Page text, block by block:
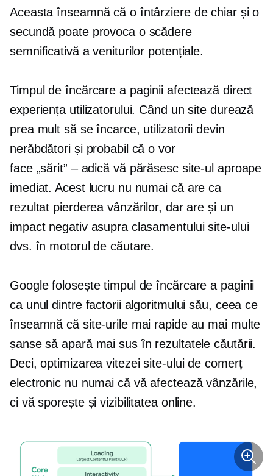
Aceasta înseamnă că o întârziere de chiar și o
secundă poate provoca o scădere
semnificativă a veniturilor potențiale.
Timpul de încărcare a paginii afectează direct
experiența utilizatorului. Când un site durează
prea mult să se încarce, utilizatorii devin
nerăbdători și probabil că o vor
face „sărit” – adică vă părăsesc site-ul aproape
imediat. Acest lucru nu numai că are ca
rezultat pierderea vânzărilor, dar are și un
impact negativ asupra clasamentului site-ului
dvs. în motorul de căutare.
Google folosește timpul de încărcare a paginii
ca unul dintre factorii algoritmului său, ceea ce
înseamnă că site-urile mai rapide au mai multe
șanse să apară mai sus în rezultatele căutării.
Deci, optimizarea vitezei site-ului de comerț
electronic nu numai că vă afectează vânzările,
ci vă sporește și vizibilitatea online.